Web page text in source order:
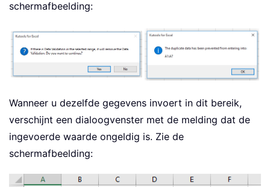
schermafbeelding:
Wanneer u dezelfde gegevens invoert in dit bereik,
verschijnt een dialoogvenster met de melding dat de
ingevoerde waarde ongeldig is. Zie de
schermafbeelding: